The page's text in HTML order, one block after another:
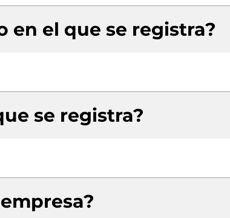
en el que se registra?
se registra?